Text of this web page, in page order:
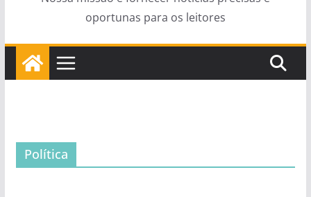
oportunas para os leitores
Política